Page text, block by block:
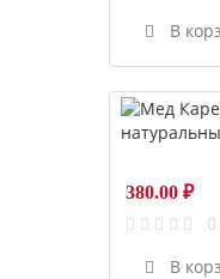
В
380.00 ₽
0
В